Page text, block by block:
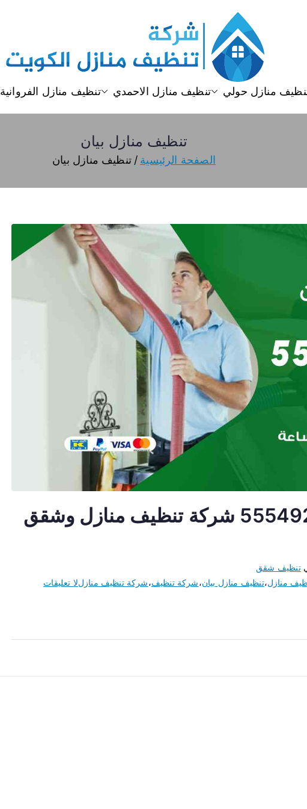
تنظيف منازل
تنظيف منازل الكويت منازل حولي تنظيف منازل الاحمدي تنظيف منازل الفروانية
تنظيف منازل بيان
الصفحة الرئيسية تنظيف منازل بيان
تنظيف منازل بيان 55549242 شركة تنظيف منازل وشقق
تنظيف شقق
منازل،تنظيف منازل بيان،شركة تنظيف،شركة تنظيف منازللا تعليقات